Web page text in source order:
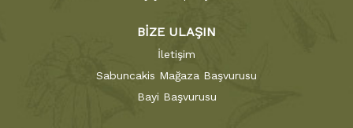
BİZE ULAŞIN
İletişim
Sabuncakis Mağaza Başvurusu
Bayi Başvurusu